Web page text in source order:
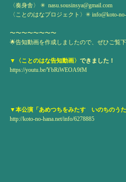
〈奏身舎〉 ✳︎ nasu.sousinsya@gmail.com
〈ことのはなプロジェクト〉✳︎ info@koto-
〜〜〜〜〜〜〜〜
🌟告知動画を作成しましたので、ぜひご覧下
▼〈ことのはな告知動画〉 できました！
https://youtu.be/YbRiWEOA9fM
▼本公演「あめつちをみたす いのちのうた
http://koto-no-hana.net/info/6278885